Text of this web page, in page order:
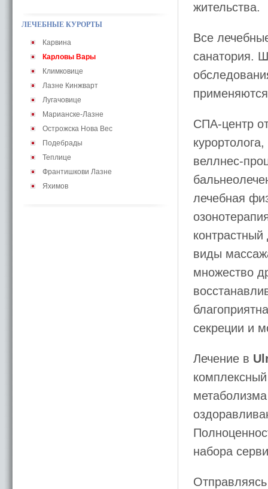
ЛЕЧЕБНЫЕ КУРОРТЫ
Карвина
Карловы Вары
Климковице
Лазне Кинжварт
Лугачовице
Марианске-Лазне
Острожска Нова Вес
Подебрады
Теплице
Франтишкови Лазне
Яхимов
жительства.
Все
санатория.
СПА-центр
веллнес-
лечебная
виды
множество
секреции и
Лечение в
набора